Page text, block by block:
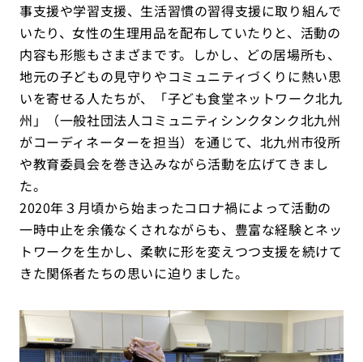
事支援や学習支援、生活習慣の習得支援に取り組んで
いたり、女性の生理用品を配布していたりと、活動の
内容も形態もさまざまです。しかし、どの居場所も、
地元の子どもの見守りやコミュニティづくりに熱い思
いを寄せる人たちが、「子ども食堂ネットワーク北九
州」（一般社団法人コミュニティシンクタンク北九州
がコーディネーターを担当）を通じて、北九州市役所
や教育委員会を巻き込みながら活動を広げてきまし
た。
2020年３月頃から始まったコロナ禍によって活動の
一時中止を余儀なくされながらも、豊富な経験とネッ
トワークを生かし、柔軟に形を変えつつ支援を続けて
きた関係者たちの思いに迫りました。